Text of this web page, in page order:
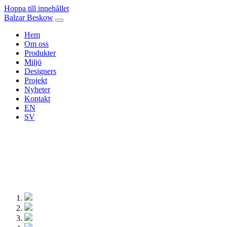
Hoppa till innehållet
Balzar Beskow
Hem
Om oss
Produkter
Miljö
Designers
Projekt
Nyheter
Kontakt
EN
SV